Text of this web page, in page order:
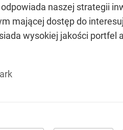
naszej strategii
mającej dostęp do
wysokiej jakości